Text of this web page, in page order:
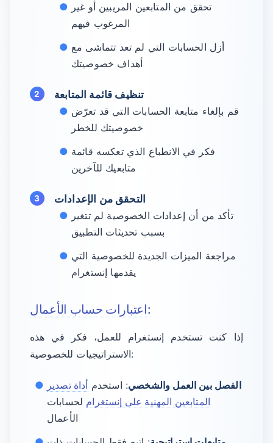
تحقق من المتابعين المريبين أو غير
المرغوب فيهم
أزل الحسابات التي لم تعد تتماشى مع
أهداف خصوصيتك
تنظيف قائمة المتابعة
قم بإلغاء متابعة الحسابات التي قد تعرّض
خصوصيتك للخطر
فكر في الانطباع الذي تعكسه قائمة
متابعيك للآخرين
التحقق من الإعدادات
تأكد من أن إعدادات الخصوصية لم تتغير
بسبب تحديثات التطبيق
مراجعة الميزات الجديدة للخصوصية التي
يقدمها إنستغرام
اعتبارات حساب الأعمال:
إذا كنت تستخدم إنستغرام للعمل، فكر في هذه
الاستراتيجيات للخصوصية:
الفصل بين العمل والشخصي: استخدم أداة تصدير
المتابعين المهنية على إنستغرام لحسابات
الأعمال